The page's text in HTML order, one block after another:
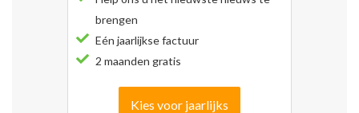
brengen
Eén jaarlijkse factuur
2 maanden gratis
Kies voor jaarlijks